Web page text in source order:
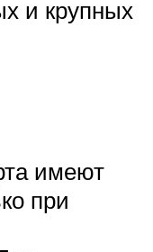
и крупных
имеют
при